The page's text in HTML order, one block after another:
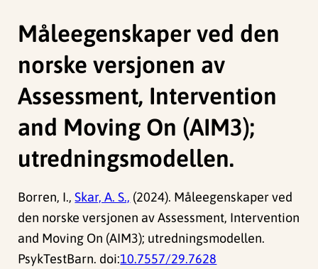
Måleegenskaper ved den
norske versjonen av
Assessment, Intervention
and Moving On (AIM3);
utredningsmodellen.
Borren, I.,Skar, A. S., (2024). Måleegenskaper ved
den norske versjonen av Assessment, Intervention
and Moving On (AIM3); utredningsmodellen.
PsykTestBarn. doi:10.7557/29.7628